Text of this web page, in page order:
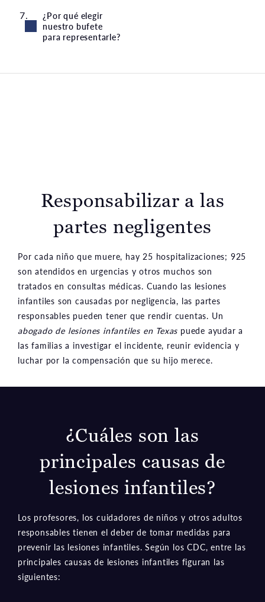
¿Por qué elegir
nuestro bufete
para representarle?
Responsabilizar a las
partes negligentes
Por cada niño que muere, hay 25 hospitalizaciones; 925
son atendidos en urgencias y otros muchos son
tratados en consultas médicas. Cuando las lesiones
infantiles son causadas por negligencia, las partes
responsables pueden tener que rendir cuentas. Un
abogado de lesiones infantiles en Texas puede ayudar a
las familias a investigar el incidente, reunir evidencia y
luchar por la compensación que su hijo merece.
¿Cuáles son las
principales causas de
lesiones infantiles?
Los profesores, los cuidadores de niños y otros adultos
responsables tienen el deber de tomar medidas para
prevenir las lesiones infantiles. Según los CDC, entre las
principales causas de lesiones infantiles figuran las
siguientes: